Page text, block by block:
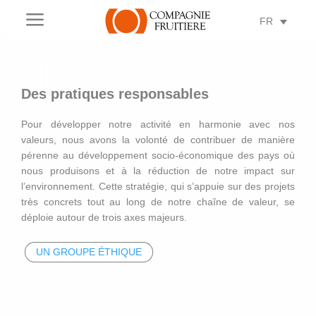
a FR
LES PILIERS DE NOTRE
STRATÉGIE
ENGAGEMENTS
Des pratiques responsables
Pour développer notre activité en harmonie avec nos
valeurs, nous avons la volonté de contribuer de manière
pérenne au développement socio-économique des pays où
nous produisons et à la réduction de notre impact sur
l’environnement. Cette stratégie, qui s’appuie sur des projets
très concrets tout au long de notre chaîne de valeur, se
déploie autour de trois axes majeurs.
UN GROUPE ÉTHIQUE